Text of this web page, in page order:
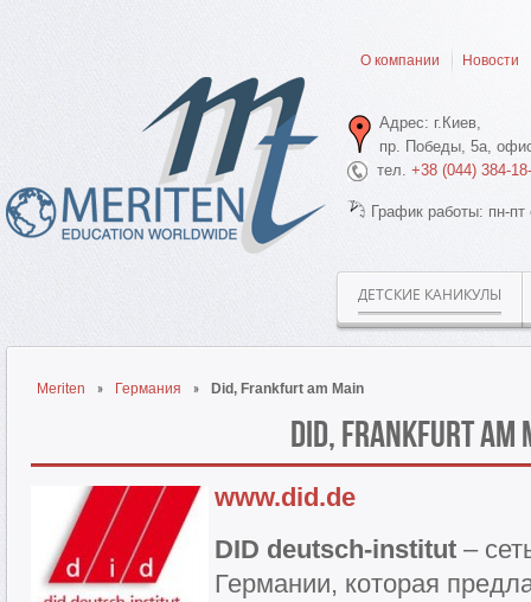
О компании Новости
Адрес: г.Киев,
пр. Победы, 5а,
тел. +38 (044) 384-
График работы: пн-
ДЕТСКИЕ КАНИКУЛЫ
Meriten Германия Did, Frankfurt am Main
Did, Frankfurt am
www.did.de
DID deutsch-institut –
Германии, которая